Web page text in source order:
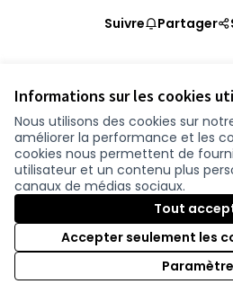
Informations sur les cookies
Nous utilisons des cookies sur
améliorer la performance et les
cookies nous permettent de
utilisateur et un contenu plus
canaux de médias sociaux.
Tout
Accepter seulement les
Suivre Partager
Conditions d'utilisation
Paramètres des cookies
participer.loire-atlantique.fr sur
(Nouvelle fenêtre)
participer.loire-atlantique.fr
(Nouvelle fenêtre)
participer.loire-
(Nouvelle fenêtre)
Site réalisé grâce aulogiciel libre